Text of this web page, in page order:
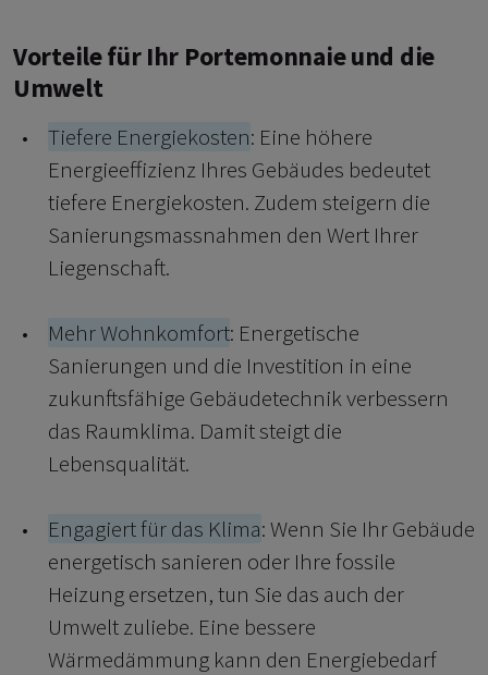
Vorteile für Ihr Portemonnaie und die
Umwelt
Tiefere Energiekosten: Eine höhere
Energieeffizienz Ihres Gebäudes bedeutet
tiefere Energiekosten. Zudem steigern die
Sanierungsmassnahmen den Wert Ihrer
Liegenschaft.
Mehr Wohnkomfort: Energetische
Sanierungen und die Investition in eine
zukunftsfähige Gebäudetechnik verbessern
das Raumklima. Damit steigt die
Lebensqualität.
Engagiert für das Klima: Wenn Sie Ihr Gebäude
energetisch sanieren oder Ihre fossile
Heizung ersetzen, tun Sie das auch der
Umwelt zuliebe. Eine bessere
Wärmedämmung kann den Energiebedarf